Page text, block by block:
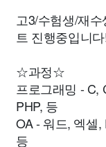
고3/수험생/재
트 진행중입니
☆과정☆
프로그래밍 - C,
PHP, 등
OA - 워드, 엑셀
등